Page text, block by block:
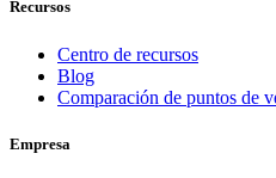
Recursos
Centro de recursos
Blog
Comparación de puntos de
Empresa